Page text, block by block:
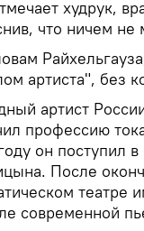
худрук,
что ничем не
артиста", без
артист
профессию
он поступил
После
театре
современной